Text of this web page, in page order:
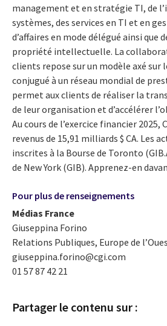
management et en stratégie TI, de
systèmes, des services en TI et en
d’affaires en mode délégué ainsi que
propriété intellectuelle. La
clients repose sur un modèle axé sur
conjugué à un réseau mondial de
permet aux clients de réaliser la
de leur organisation et d’accélérer
Au cours de l’exercice financier 2025,
revenus de 15,91 milliards $ CA. Les
inscrites à la Bourse de Toronto
de New York (GIB). Apprenez-en
Pour plus de renseignements
Médias France
Giuseppina Forino
Relations Publiques, Europe de
giuseppina.forino@cgi.com
01 57 87 42 21
Partager le contenu sur :